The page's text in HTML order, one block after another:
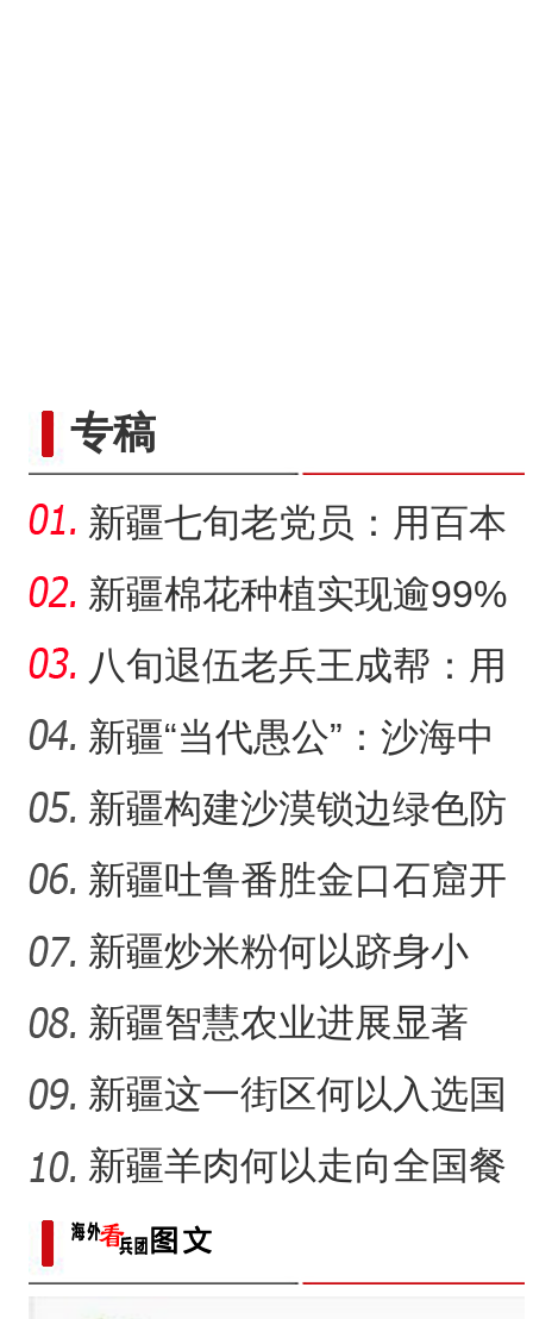
专稿
新疆七旬老党员：用百本
日记记录村子半个多世纪
变
新疆棉花种植实现逾99%
机械化播种
八旬退伍老兵王成帮：用
半生光阴为城市披绿装
新疆“当代愚公”：沙海中
41载“凿”34公里“绿色
新疆构建沙漠锁边绿色防
护带 从“锁边绿化”到“产
新疆吐鲁番胜金口石窟开
放有何特殊意义？
新疆炒米粉何以跻身小
吃“顶流”？
新疆智慧农业进展显著
新疆这一街区何以入选国
家级旅游休闲街区名单？
新疆羊肉何以走向全国餐
桌？